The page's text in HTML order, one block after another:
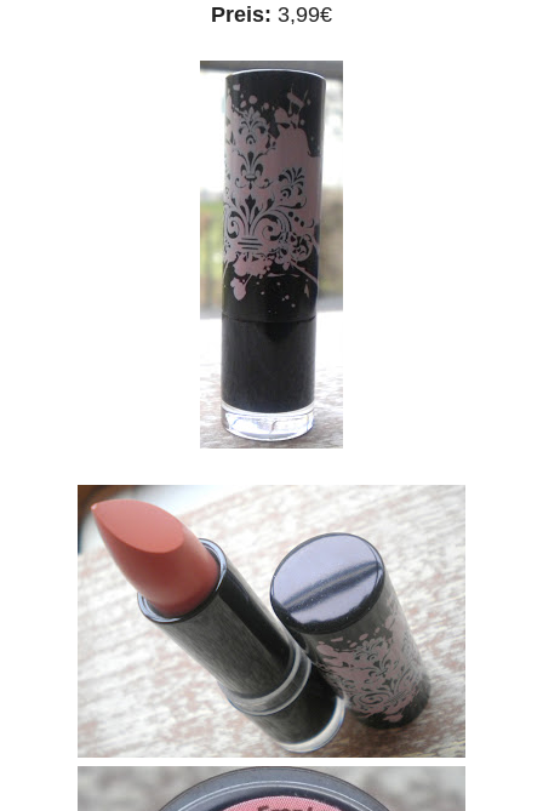
Preis: 3,99€